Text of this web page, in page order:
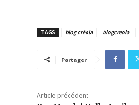
TAGS blog créola blogcreola
Partager
Article précédent